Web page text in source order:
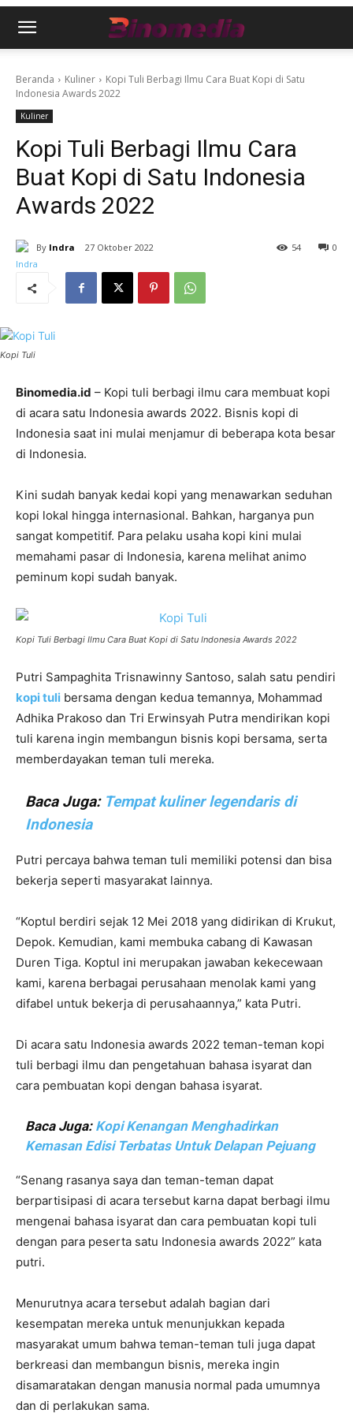
Beranda Kuliner
Kopi Tuli Berbagi Ilmu Cara Buat Kopi di Satu
Indonesia Awards 2022
Kuliner
Kopi Tuli Berbagi Ilmu Cara
Buat Kopi di Satu Indonesia
Awards 2022
By Indra 27 Oktober 2022 0
54
Kopi Tuli
Binomedia.id – Kopi tuli berbagi ilmu cara membuat kopi
di acara satu Indonesia awards 2022. Bisnis kopi di
Indonesia saat ini mulai menjamur di beberapa kota besar
di Indonesia.
Kini sudah banyak kedai kopi yang menawarkan seduhan
kopi lokal hingga internasional. Bahkan, harganya pun
sangat kompetitif. Para pelaku usaha kopi kini mulai
memahami pasar di Indonesia, karena melihat animo
peminum kopi sudah banyak.
Kopi Tuli Berbagi Ilmu Cara Buat Kopi di Satu Indonesia Awards 2022
Putri Sampaghita Trisnawinny Santoso, salah satu pendiri
kopi tuli bersama dengan kedua temannya, Mohammad
Adhika Prakoso dan Tri Erwinsyah Putra mendirikan kopi
tuli karena ingin membangun bisnis kopi bersama, serta
memberdayakan teman tuli mereka.
Baca Juga: Tempat kuliner legendaris di
Indonesia
Putri percaya bahwa teman tuli memiliki potensi dan bisa
bekerja seperti masyarakat lainnya.
“Koptul berdiri sejak 12 Mei 2018 yang didirikan di Krukut,
Depok. Kemudian, kami membuka cabang di Kawasan
Duren Tiga. Koptul ini merupakan jawaban kekecewaan
kami, karena berbagai perusahaan menolak kami yang
difabel untuk bekerja di perusahaannya,” kata Putri.
Di acara satu Indonesia awards 2022 teman-teman kopi
tuli berbagi ilmu dan pengetahuan bahasa isyarat dan
cara pembuatan kopi dengan bahasa isyarat.
Baca Juga: Kopi Kenangan Menghadirkan
Kemasan Edisi Terbatas Untuk Delapan Pejuang
“Senang rasanya saya dan teman-teman dapat
berpartisipasi di acara tersebut karna dapat berbagi ilmu
mengenai bahasa isyarat dan cara pembuatan kopi tuli
dengan para peserta satu Indonesia awards 2022” kata
putri.
Menurutnya acara tersebut adalah bagian dari
kesempatan mereka untuk menunjukkan kepada
masyarakat umum bahwa teman-teman tuli juga dapat
berkreasi dan membangun bisnis, mereka ingin
disamaratakan dengan manusia normal pada umumnya
dan di perlakukan sama.